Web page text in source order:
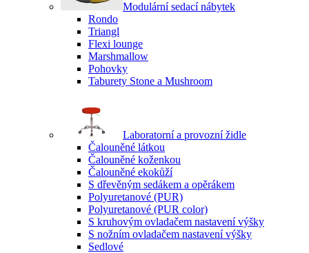
Modulární sedací nábytek
Rondo
Triangl
Flexi lounge
Marshmallow
Pohovky
Taburety Stone a Mushroom
Laboratorní a provozní židle
Čalouněné látkou
Čalouněné koženkou
Čalouněné ekokůží
S dřevěným sedákem a opěrákem
Polyuretanové (PUR)
Polyuretanové (PUR color)
S kruhovým ovladačem nastavení výšky
S nožním ovladačem nastavení výšky
Sedlové